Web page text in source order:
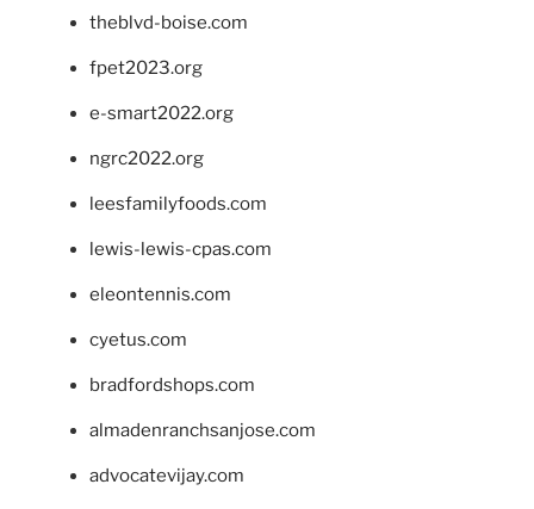
theblvd-boise.com
fpet2023.org
e-smart2022.org
ngrc2022.org
leesfamilyfoods.com
lewis-lewis-cpas.com
eleontennis.com
cyetus.com
bradfordshops.com
almadenranchsanjose.com
advocatevijay.com